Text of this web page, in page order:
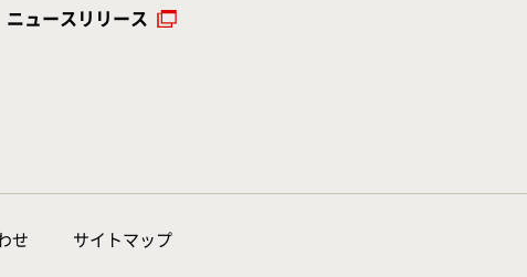
ニュースリリース
せ サイトマップ